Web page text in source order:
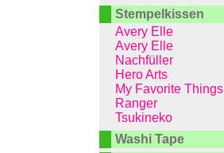
Stempelkissen
Avery Elle
Avery Elle
Nachfüller
Hero Arts
My Favorite Things
Ranger
Tsukineko
Washi Tape